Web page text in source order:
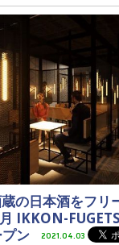
の日本酒をフリ
IKKON-
ン
2021.04.03